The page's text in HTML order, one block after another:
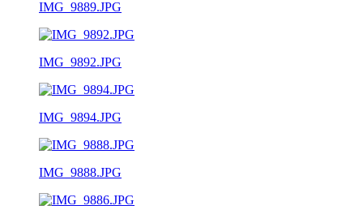
IMG_9889.JPG
IMG_9892.JPG
IMG_9894.JPG
IMG_9888.JPG